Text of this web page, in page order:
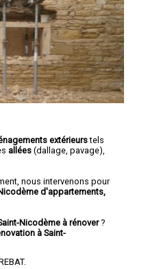
extérieurstels
allées (dallage, pavage),
nous intervenons pour
d'appartements,
Nicodème à rénover?
à Saint-